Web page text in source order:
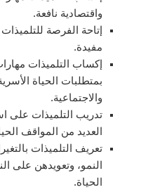
واقتصادية نافعة.
إتاحة الفرصة
مفيدة.
إكساب التلميذات
بمتطلبات الحياة
والاجتماعية.
تدريب التلميذات على
العديد من المواقف
تعريف التلميذات
النمو، وتعويدهن على
الحياة.